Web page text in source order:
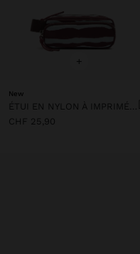
+
New
ÉTUI EN NYLON À IMPRIMÉ ANIMAL
CHF 25,90